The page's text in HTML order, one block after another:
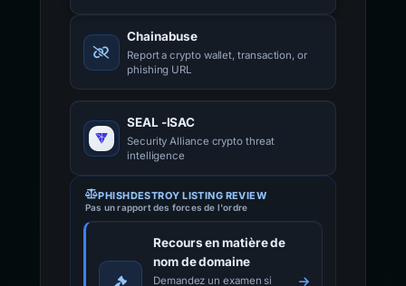
Chainabuse
Report a crypto wallet, transaction, or
phishing URL
SEAL -ISAC
Security Alliance crypto threat
intelligence
PHISHDESTROY LISTING REVIEW
Pas un rapport des forces de l'ordre
Recours en matière de
nom de domaine
Demandez un examen si